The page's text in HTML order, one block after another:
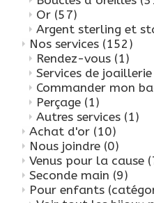
Or (57)
Argent sterling et
Nos services (152)
Rendez-vous (1)
Services de joaillerie
Commander mon
Perçage (1)
Autres services (1)
Achat d'or (10)
Nous joindre (0)
Venus pour la cause
Seconde main (9)
Pour enfants